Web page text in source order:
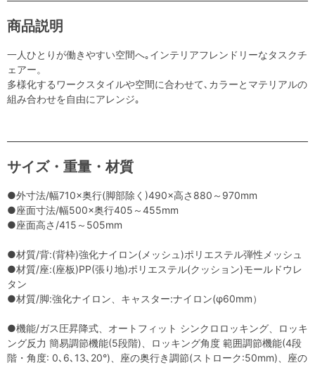
商品説明
一人ひとりが働きやすい空間へ｡インテリアフレンドリーなタスクチ
ェアー。
多様化するワークスタイルや空間に合わせて､カラーとマテリアルの
組み合わせを自由にアレンジ｡
サイズ・重量・材質
●外寸法/幅710×奥行(脚部除く)490×高さ880～970mm
●座面寸法/幅500×奥行405～455mm
●座面高さ/415～505mm
●材質/背:(背枠)強化ナイロン(メッシュ)ポリエステル弾性メッシュ
●材質/座:(座板)PP(張り地)ポリエステル(クッション)モールドウレ
タン
●材質/脚:強化ナイロン、キャスター:ナイロン(φ60mm）
●機能/ガス圧昇降式、オートフィット シンクロロッキング、ロッキ
ング反力 簡易調節機能(5段階)、ロッキング角度 範囲調節機能(4段
階・角度: 0､6､13､20°)、座の奥行き調節(ストローク:50mm)、座の